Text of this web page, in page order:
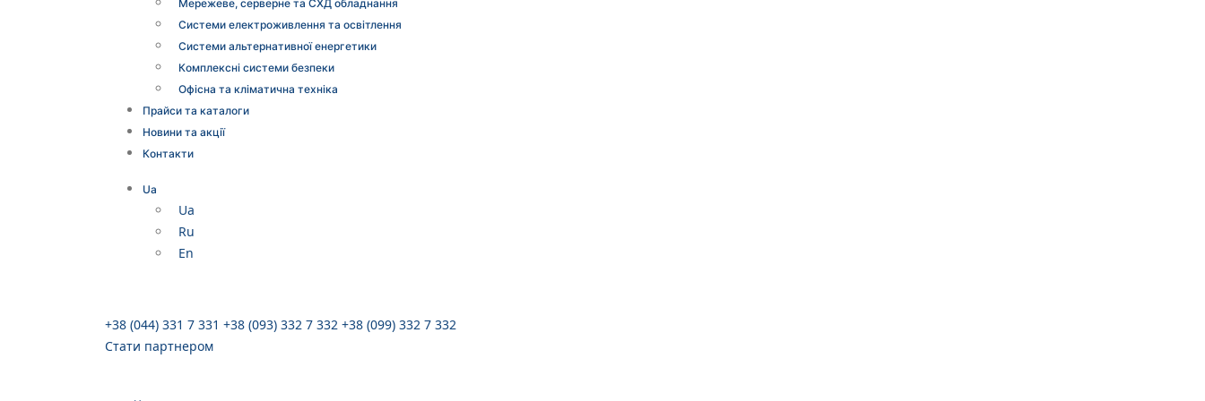
Мережеве, серверне та СХД обладнання
Системи електроживлення та освітлення
Системи альтернативної енергетики
Комплексні системи безпеки
Офісна та кліматична техніка
Прайси та каталоги
Новини та акції
Контакти
Ua
Ua
Ru
En
+38 (044) 331 7 331 +38 (093) 332 7 332 +38 (099) 332 7 332
Стати партнером